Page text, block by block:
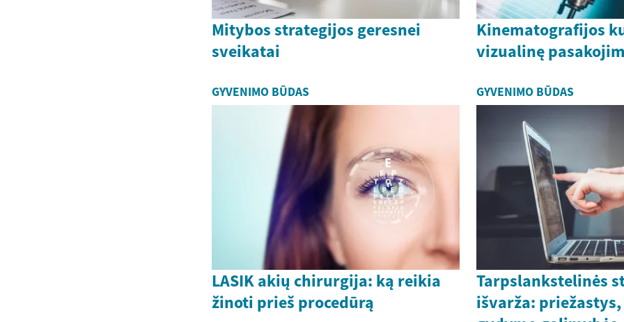
Mitybos strategijos geresnei
sveikatai
Kinematografijos
vizualinę
GYVENIMO BŪDAS
LASIK akių chirurgija: ką reikia
žinoti prieš procedūrą
GYVENIMO BŪDAS
Tarpslankstelinės
išvarža: